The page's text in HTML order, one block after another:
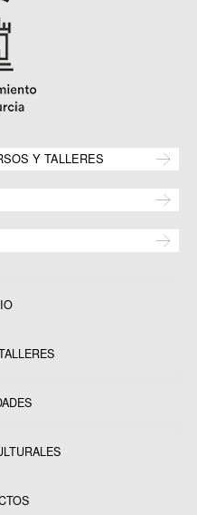
Y TALLERES